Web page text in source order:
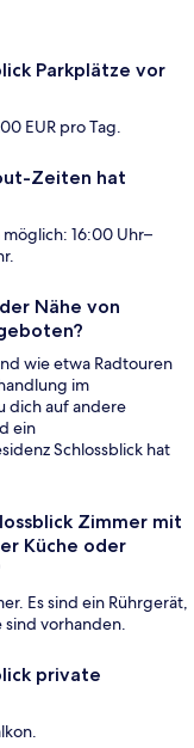
Parkplätze vor
EUR pro Tag.
Zeiten hat
16:00 Uhr–
Nähe von
wie etwa Radtouren
im
dich auf andere
ein
Schlossblick hat
Zimmer mit
Küche oder
Es sind ein Rührgerät,
sind vorhanden.
private